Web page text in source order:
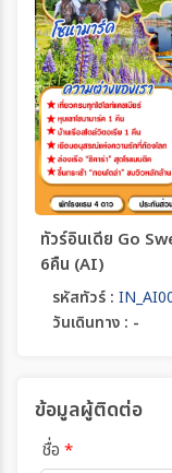
ทัวร์อินเดีย Go
6คืน (AI)
รหัสทัวร์ :
วันเดินทาง : -
ข้อมูลผู้ติดต่อ
ชื่อ *